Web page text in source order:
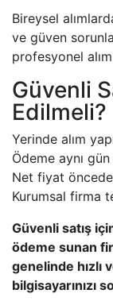
Bireysel
ve güven
profesyonel
Güvenli
Edilmeli?
Yerinde alım
Ödeme aynı gün
Net fiyat
Kurumsal firma
Güvenli satış
ödeme sunan
genelinde hızlı
bilgisayarınızı